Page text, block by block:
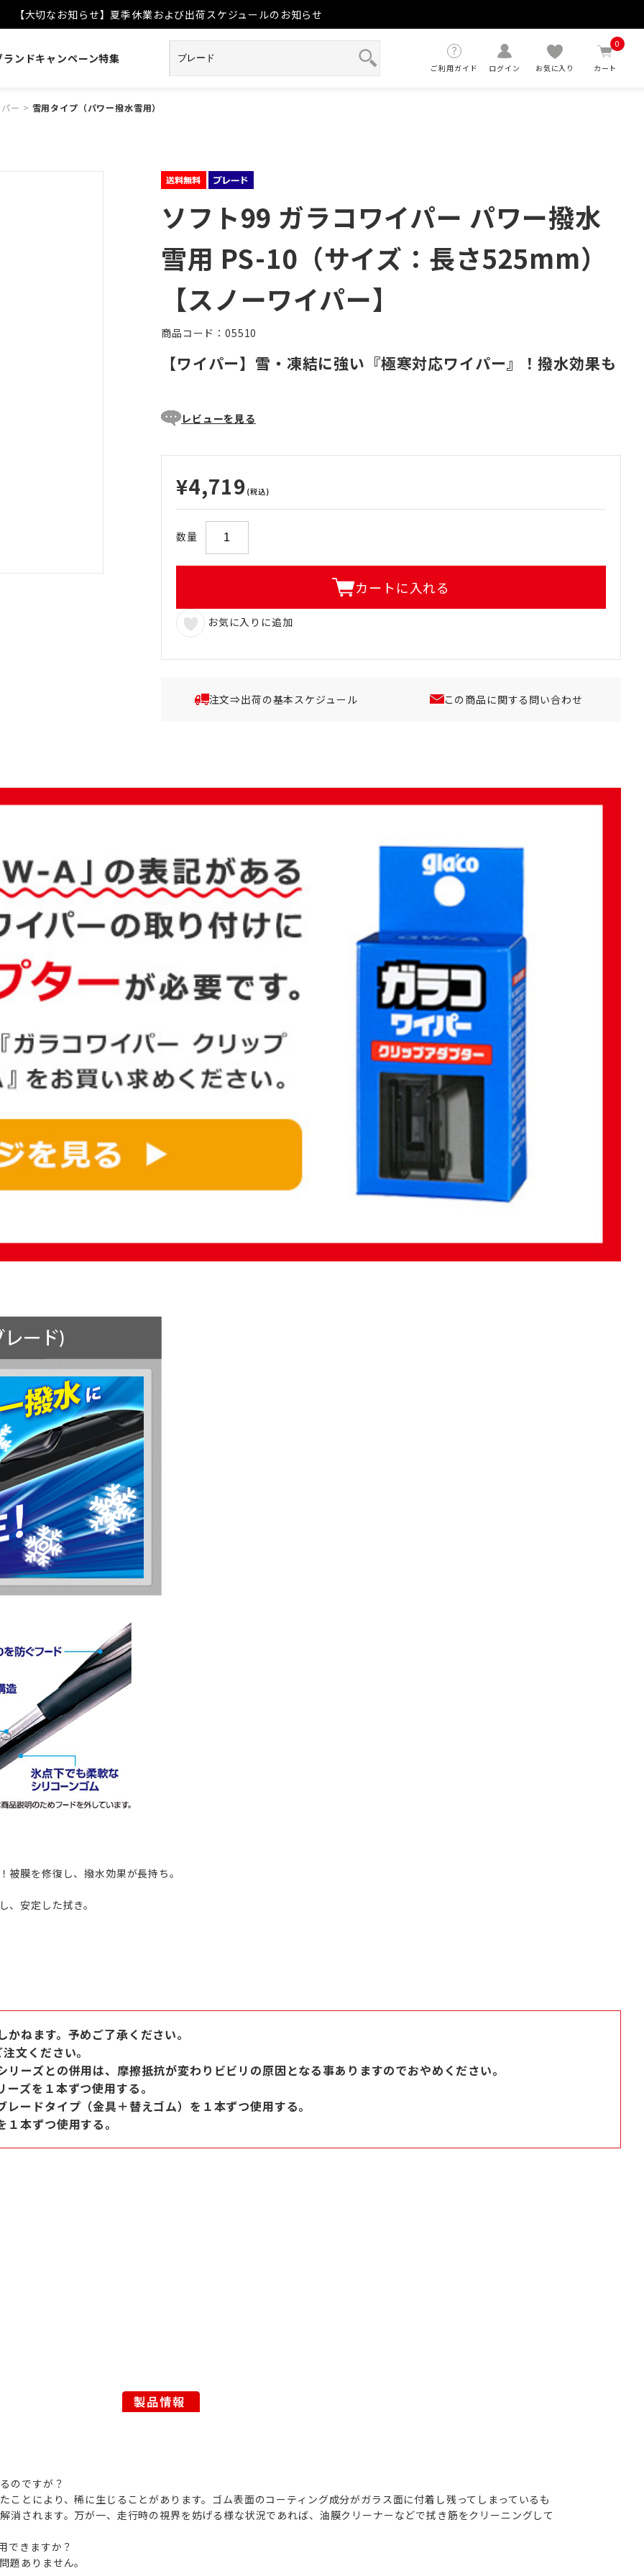
【大切なお知らせ】夏季休業および出荷スケジュールのお知らせ
ランドキャンペーン特集
ご利用ガイド ログイン お気に入り カート
0
ー > 雪用タイプ（パワー撥水雪用）
ソフト99 ガラコワイパー パワー撥水
雪用 PS-10（サイズ：長さ525mm）
【スノーワイパー】
商品コード：05510
【ワイパー】雪・凍結に強い『極寒対応ワイパー』！撥水効果も
レビューを見る
¥4,719 (税込)
数量
カートに入れる
お気に入りに追加
注文⇒出荷の基本スケジュール この商品に関する問い合わせ
膜を修復し、撥水効果が長持ち。
安定した拭き。
ねます。予めご了承ください。
文ください。
ーズとの併用は、摩擦抵抗が変わりビビリの原因となる事ありますのでおやめください。
ズを１本ずつ使用する。
ードタイプ（金具＋替えゴム）を１本ずつ使用する。
本ずつ使用する。
のですが？
ことにより、稀に生じることがあります。ゴム表面のコーティング成分がガラス面に付着し残ってしまっているも
消されます。万が一、走行時の視界を妨げる様な状況であれば、油膜クリーナーなどで拭き筋をクリーニングして
できますか？
題ありません。